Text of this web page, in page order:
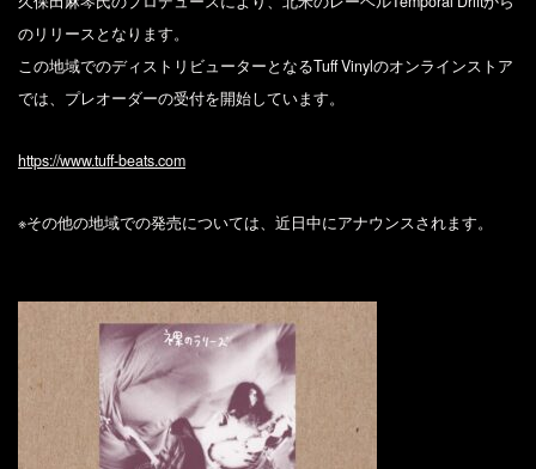
のリリースとなります。
この地域でのディストリビューターとなるTuff Vinylのオンラインストア
では、プレオーダーの受付を開始しています。
https://www.tuff-beats.com
※その他の地域での発売については、近日中にアナウンスされます。